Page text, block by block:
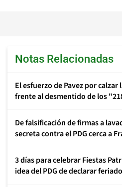
Notas Relacionadas
El esfuerzo de Pavez por
frente al desmentido de los
De falsificación de firmas a
secreta contra el PDG cerca a
3 días para celebrar Fiestas
idea del PDG de declarar